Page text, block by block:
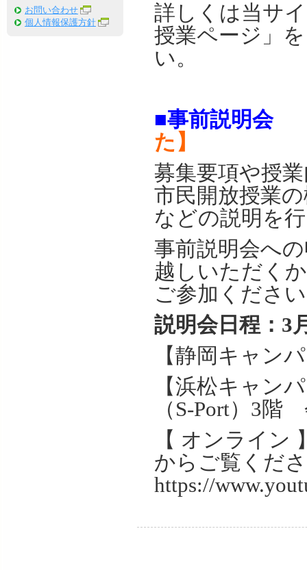
詳しくは当サ
授業ページ」
い。
■事前説明会
た】
募集要項や授
市民開放授業
などの説明を
事前説明会へ
越しいただく
ご参加くださ
説明会日程：3
【静岡キャン
【浜松キャン
（S-Port）3階
【 オンライン
からご覧くだ
https://
お問い合わせ
個人情報保護方針